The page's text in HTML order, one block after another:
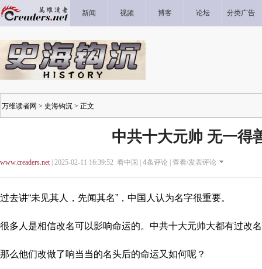
新闻 视频 博客 论坛 分类广告
万维读者网 > 史海钩沉 > 正文
中共十大元帅 无一得
www.creaders.net| 2025-02-11 16:39:52 看中国 | 4条评论 | 查看/发表评论
过去讲“未见其人，先闻其名”，中国人认为名字很重要。
很多人是相信改名可以影响命运的。中共十大元帅大都有过改
那么他们改做了响当当的名头后的命运又如何呢？